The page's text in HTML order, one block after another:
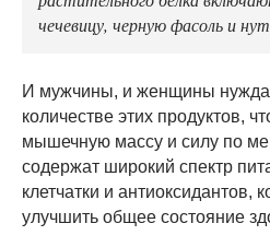
чечевицу, черную фасоль и
И мужчины, и женщины
количестве этих продуктов,
мышечную массу и силу по
содержат широкий спектр
клетчатки и антиоксидантов,
улучшить общее состояние